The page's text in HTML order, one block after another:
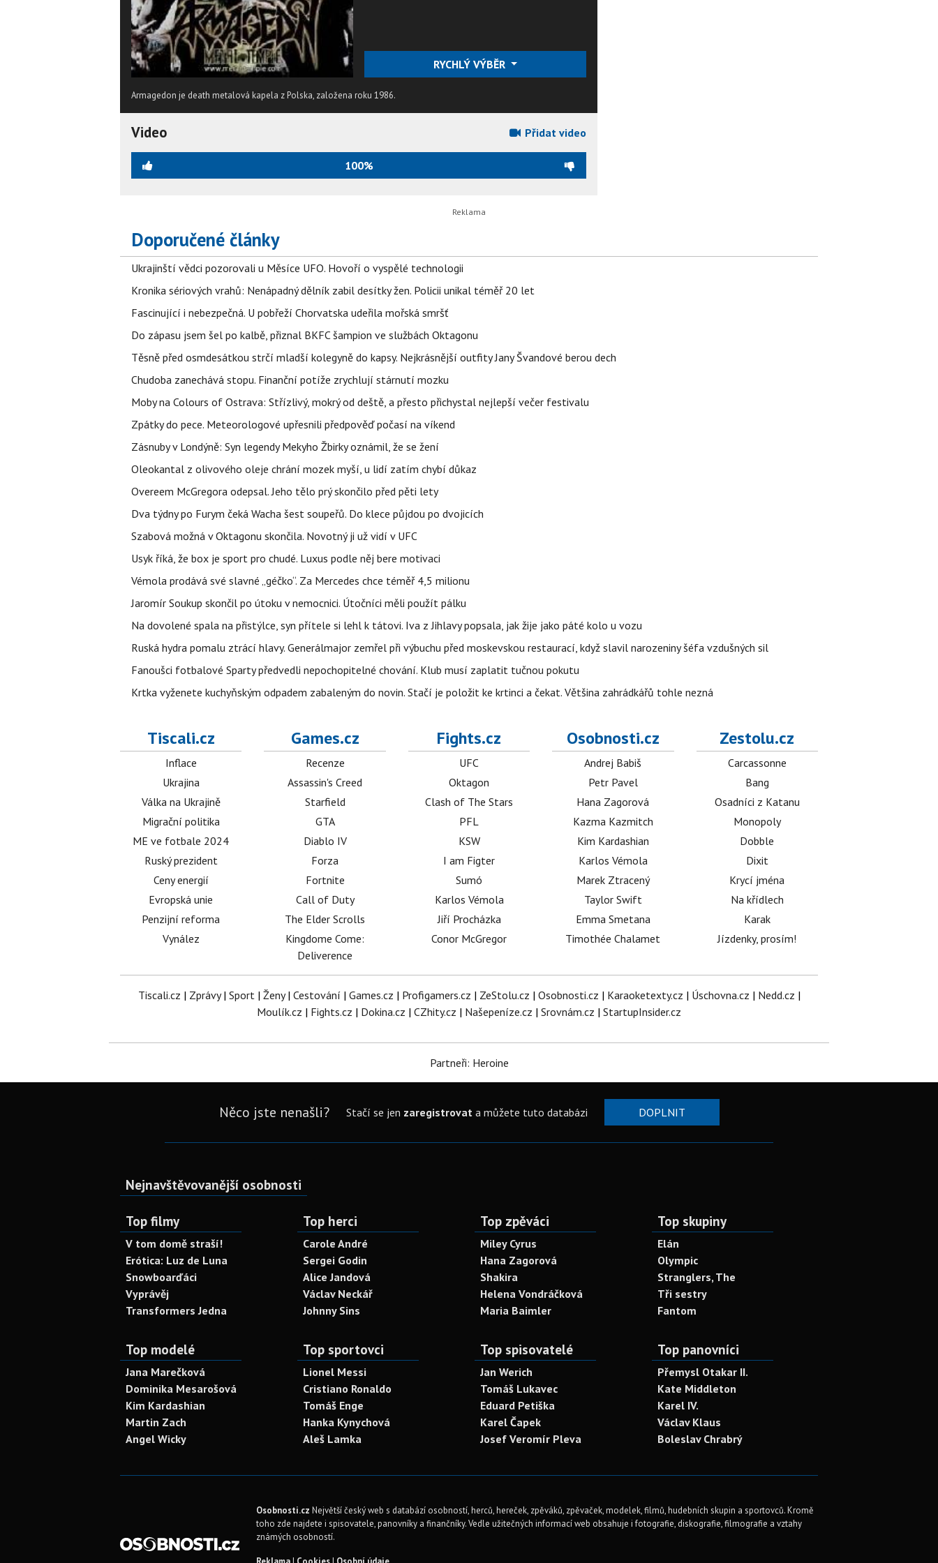
RYCHLÝ VÝBĚR
Armagedon je death metalová kapela z Polska, založena roku 1986.
Video Přidat video
100%
Doporučené články
Ukrajinští vědci pozorovali u Měsíce UFO. Hovoří o vyspělé technologii
Kronika sériových vrahů: Nenápadný dělník zabil desítky žen. Policii unikal téměř 20 let
Fascinující i nebezpečná. U pobřeží Chorvatska udeřila mořská smršť
Do zápasu jsem šel po kalbě, přiznal BKFC šampion ve službách Oktagonu
Těsně před osmdesátkou strčí mladší kolegyně do kapsy. Nejkrásnější outfity Jany Švandové berou dech
Chudoba zanechává stopu. Finanční potíže zrychlují stárnutí mozku
Moby na Colours of Ostrava: Střízlivý, mokrý od deště, a přesto přichystal nejlepší večer festivalu
Zpátky do pece. Meteorologové upřesnili předpověď počasí na víkend
Zásnuby v Londýně: Syn legendy Mekyho Žbirky oznámil, že se žení
Oleokantal z olivového oleje chrání mozek myší, u lidí zatím chybí důkaz
Overeem McGregora odepsal. Jeho tělo prý skončilo před pěti lety
Dva týdny po Furym čeká Wacha šest soupeřů. Do klece půjdou po dvojicích
Szabová možná v Oktagonu skončila. Novotný ji už vidí v UFC
Usyk říká, že box je sport pro chudé. Luxus podle něj bere motivaci
Vémola prodává své slavné „géčko“. Za Mercedes chce téměř 4,5 milionu
Jaromír Soukup skončil po útoku v nemocnici. Útočníci měli použít pálku
Na dovolené spala na přistýlce, syn přítele si lehl k tátovi. Iva z Jihlavy popsala, jak žije jako páté kolo u vozu
Ruská hydra pomalu ztrácí hlavy. Generálmajor zemřel při výbuchu před moskevskou restaurací, když slavil narozeniny šéfa vzdušných sil
Fanoušci fotbalové Sparty předvedli nepochopitelné chování. Klub musí zaplatit tučnou pokutu
Krtka vyženete kuchyňským odpadem zabaleným do novin. Stačí je položit ke krtinci a čekat. Většina zahrádkářů tohle nezná
Tiscali.cz
Inflace
Ukrajina
Válka na Ukrajině
Migrační politika
ME ve fotbale 2024
Ruský prezident
Ceny energií
Evropská unie
Penzijní reforma
Vynález
Games.cz
Recenze
Assassin's Creed
Starfield
GTA
Diablo IV
Forza
Fortnite
Call of Duty
The Elder Scrolls
Kingdome Come:
Deliverence
Fights.cz
UFC
Oktagon
Clash of The Stars
PFL
KSW
I am Figter
Sumó
Karlos Vémola
Jiří Procházka
Conor McGregor
Osobnosti.cz
Andrej Babiš
Petr Pavel
Hana Zagorová
Kazma Kazmitch
Kim Kardashian
Karlos Vémola
Marek Ztracený
Taylor Swift
Emma Smetana
Timothée Chalamet
Zestolu.cz
Carcassonne
Bang
Osadníci z Katanu
Monopoly
Dobble
Dixit
Krycí jména
Na křídlech
Karak
Jízdenky, prosím!
Tiscali.cz | Zprávy| Sport| Ženy| Cestování | Games.cz | Profigamers.cz | ZeStolu.cz | Osobnosti.cz | Karaoketexty.cz | Úschovna.cz | Nedd.cz |
Moulík.cz | Fights.cz | Dokina.cz | CZhity.cz | Našepeníze.cz | Srovnám.cz | StartupInsider.cz
Partneři: Heroine
Něco jste nenašli? Stačí se jen zaregistrovata můžete tuto databázi DOPLNIT
Nejnavštěvovanější osobnosti
Top filmy
V tom domě straší!
Erótica: Luz de Luna
Snowboarďáci
Vyprávěj
Transformers Jedna
Top herci
Carole André
Sergei Godin
Alice Jandová
Václav Neckář
Johnny Sins
Top zpěváci
Miley Cyrus
Hana Zagorová
Shakira
Helena Vondráčková
Maria Baimler
Top skupiny
Elán
Olympic
Stranglers, The
Tři sestry
Fantom
Top modelé
Jana Marečková
Dominika Mesarošová
Kim Kardashian
Martin Zach
Angel Wicky
Top sportovci
Lionel Messi
Cristiano Ronaldo
Tomáš Enge
Hanka Kynychová
Aleš Lamka
Top spisovatelé
Jan Werich
Tomáš Lukavec
Eduard Petiška
Karel Čapek
Josef Veromír Pleva
Top panovníci
Přemysl Otakar II.
Kate Middleton
Karel IV.
Václav Klaus
Boleslav Chrabrý
Osobnosti.cz Největší český web s databází osobností, herců, hereček, zpěváků, zpěvaček, modelek, filmů, hudebních skupin a sportovců. Kromě
toho zde najdete i spisovatele, panovníky a finančníky. Vedle užitečných informací web obsahuje i fotografie, diskografie, filmografie a vztahy
známých osobností.